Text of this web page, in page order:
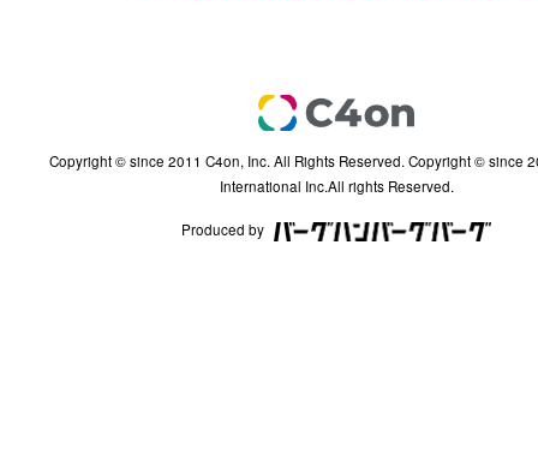
Copyright © since 2011 C4on, Inc. All Rights Reserved. Copyright © since 2002 InterServ
International Inc.All rights Reserved.
Produced by